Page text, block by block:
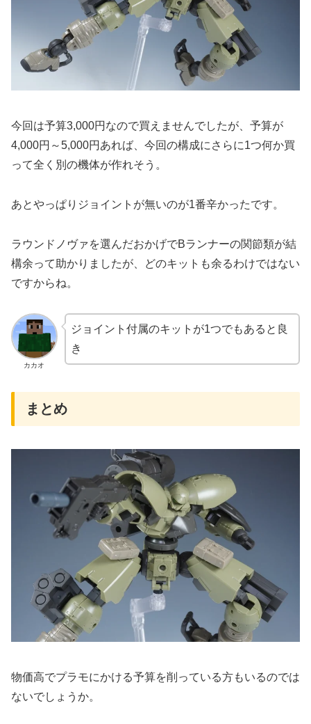
今回は予算3,000円なので買えませんでしたが、予算が
4,000円～5,000円あれば、今回の構成にさらに1つ何か買
って全く別の機体が作れそう。
あとやっぱりジョイントが無いのが1番辛かったです。
ラウンドノヴァを選んだおかげでBランナーの関節類が結
構余って助かりましたが、どのキットも余るわけではない
ですからね。
カカオ
ジョイント付属のキットが1つでもあると良
き
まとめ
物価高でプラモにかける予算を削っている方もいるのでは
ないでしょうか。